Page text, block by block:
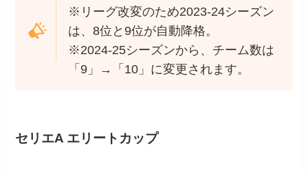
※リーグ改変のため2023-24シーズン
は、8位と9位が自動降格。
※2024-25シーズンから、チーム数は
「9」→「10」に変更されます。
セリエA エリートカップ